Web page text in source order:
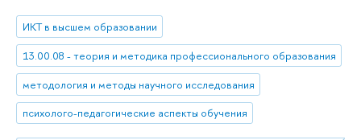
ИКТ в высшем образовании
13.00.08 - теория и методика профессионального образования
методология и методы научного исследования
психолого-педагогические аспекты обучения